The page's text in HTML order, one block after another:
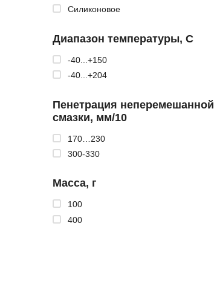
Силиконовое
Диапазон температуры, С
-40...+150
-40...+204
Пенетрация неперемешанной
смазки, мм/10
170…230
300-330
Масса, г
100
400